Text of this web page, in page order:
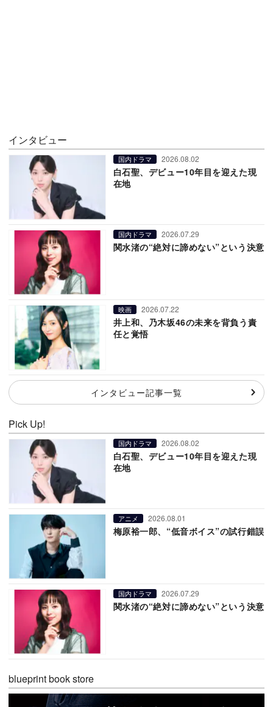
インタビュー
国内ドラマ 2026.08.02
白石聖、デビュー10年目を迎えた現
在地
国内ドラマ 2026.07.29
関水渚の“絶対に諦めない”という決意
映画 2026.07.22
井上和、乃木坂46の未来を背負う責
任と覚悟
インタビュー記事一覧
Pick Up!
国内ドラマ 2026.08.02
白石聖、デビュー10年目を迎えた現
在地
アニメ 2026.08.01
梅原裕一郎、“低音ボイス”の試行錯誤
国内ドラマ 2026.07.29
関水渚の“絶対に諦めない”という決意
blueprint book store